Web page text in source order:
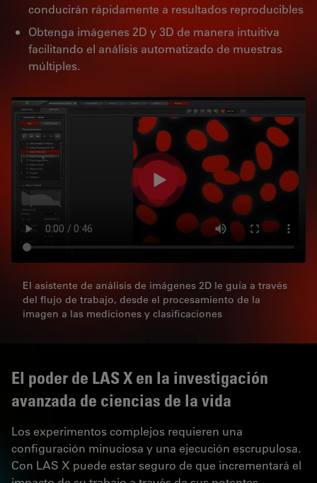
conducirán rápidamente a resultados reproducibles
Obtenga imágenes 2D y 3D de manera intuitiva
facilitando el análisis automatizado de muestras
múltiples.
El asistente de análisis de imágenes 2D le guía a través
del flujo de trabajo, desde el procesamiento de la
imagen a las mediciones y clasificaciones
El poder de LAS X en la investigación
avanzada de ciencias de la vida
Los experimentos complejos requieren una
configuración minuciosa y una ejecución escrupulosa.
Con LAS X puede estar seguro de que incrementará el